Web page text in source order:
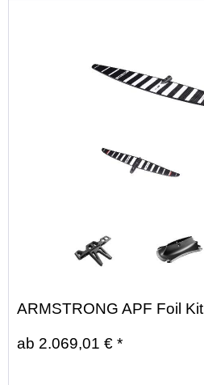
ARMSTRONG APF Foil Kit
ab 2.069,01 € *